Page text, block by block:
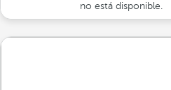
no está disponible.